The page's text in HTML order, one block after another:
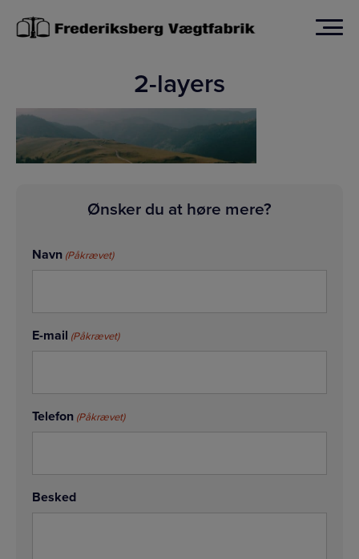
indholdet
2-layers
Ønsker du at høre mere?
Navn (Påkrævet)
E-mail (Påkrævet)
Telefon (Påkrævet)
Besked